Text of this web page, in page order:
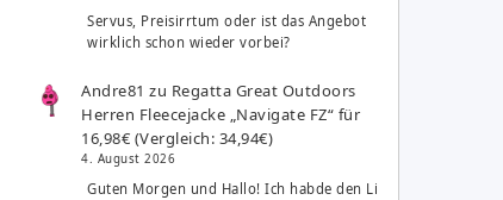
Servus, Preisirrtum oder ist das Angebot
wirklich schon wieder vorbei?
Andre81 zu Regatta Great Outdoors
Herren Fleecejacke „Navigate FZ“ für
16,98€ (Vergleich: 34,94€)
4. August 2026
Guten Morgen und Hallo! Ich habde den Li